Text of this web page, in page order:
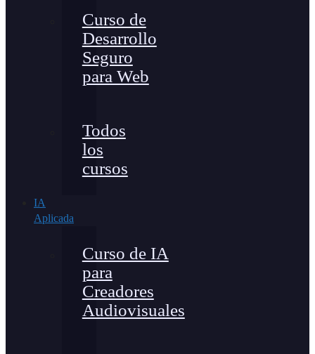
Curso de
Desarrollo
Seguro
para Web
Todos
los
cursos
IA
Aplicada
Curso de IA
para
Creadores
Audiovisuales